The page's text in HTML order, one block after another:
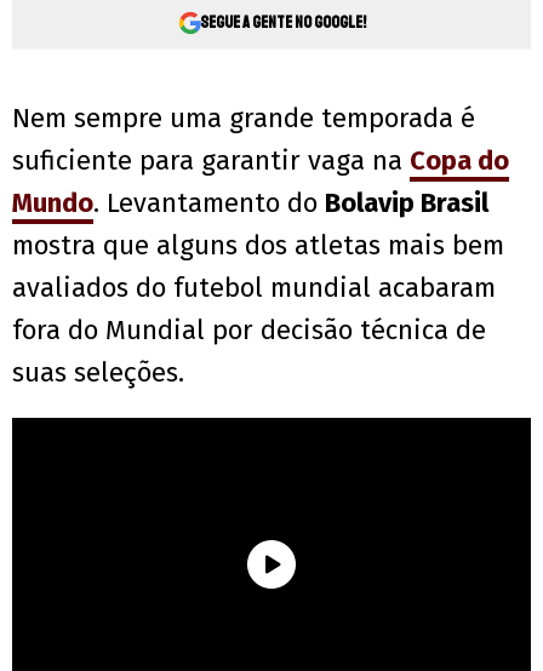
Segue a gente no Google!
Nem sempre uma grande temporada é
suficiente para garantir vaga na Copa do
Mundo. Levantamento do Bolavip Brasil
mostra que alguns dos atletas mais bem
avaliados do futebol mundial acabaram
fora do Mundial por decisão técnica de
suas seleções.